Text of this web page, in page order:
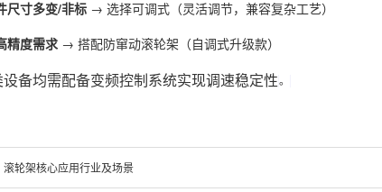
尺寸多变/非标 ‌ → 选择可调式（灵活调节，兼容复杂工艺）
精度需求 ‌ → 搭配防窜动滚轮架（自调式升级款）
设备均需配备变频控制系统实现调速稳定性。
滚轮架核心应用行业及场景